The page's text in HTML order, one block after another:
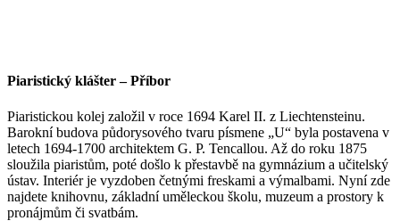
Piaristický klášter – Příbor
Piaristickou kolej založil v roce 1694 Karel II. z Liechtensteinu.
Barokní budova půdorysového tvaru písmene „U“ byla postavena v
letech 1694-1700 architektem G. P. Tencallou. Až do roku 1875
sloužila piaristům, poté došlo k přestavbě na gymnázium a učitelský
ústav. Interiér je vyzdoben četnými freskami a výmalbami. Nyní zde
najdete knihovnu, základní uměleckou školu, muzeum a prostory k
pronájmům či svatbám.